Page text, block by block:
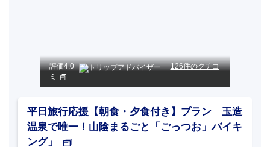
評価4.0
126件のクチコ
ミ
平日旅行応援【朝食・夕食付き】プラン 玉造
温泉で唯一！山陰まるごと「ごっつお」バイキ
ング」